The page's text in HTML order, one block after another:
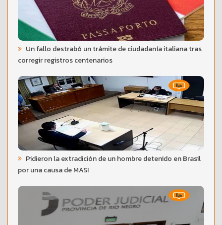
Un fallo destrabó un trámite de ciudadanía italiana tras
corregir registros centenarios
Pidieron la extradición de un hombre detenido en Brasil
por una causa de MASI